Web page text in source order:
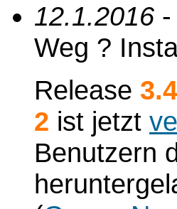
12.1.2016
Weg ?
Release
2 ist jetzt
Benutzern